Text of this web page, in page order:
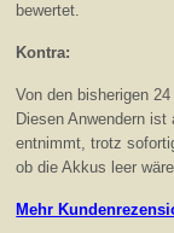
bewertet.
Kontra:
Von den bisherigen
Diesen Anwendern
entnimmt, trotz
ob die Akkus leer
Mehr